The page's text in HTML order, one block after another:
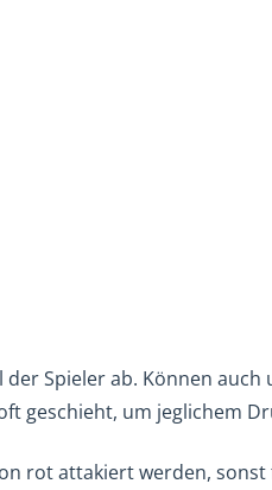
Spieler ab. Können
geschieht, um jeglichem
rot attakiert werden,